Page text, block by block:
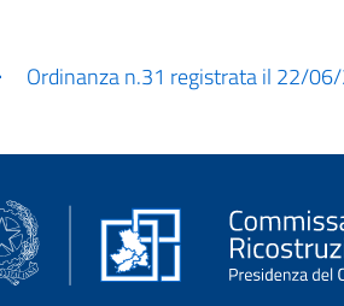
Ordinanza n.31 registrata il 22/